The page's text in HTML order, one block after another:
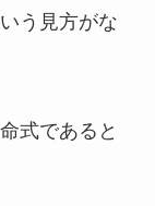
う見方がな
式であると